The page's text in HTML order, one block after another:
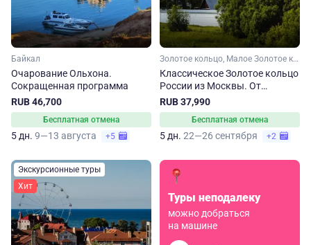
Байкал
Очарование Ольхона.
Сокращенная программа
RUB 46,700
Бесплатная отмена
5 дн. 9—13 августа +5
Золотое кольцо, Малое Золотое кольцо, Ярославская область, Ивановская область, Костромская область, Владимирская область, Московская область
Классическое Золотое кольцо
России из Москвы. От
Сергиева Посада до
Владимира
RUB 37,990
Бесплатная отмена
5 дн. 22—26 сентября +2
Экскурсионные туры
Хит
Туры неподалеку
можно добраться
на машине